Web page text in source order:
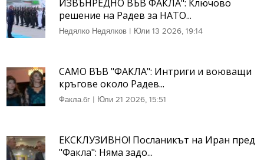
ИЗВЪНРЕДНО ВЪВ ФАКЛА": Ключово
решение на Радев за НАТО...
Недялко Недялков | Юли 13 2026, 19:14
САМО ВЪВ "ФАКЛА": Интриги и воюващи
кръгове около Радев...
Факла.бг | Юли 21 2026, 15:51
ЕКСКЛУЗИВНО! Посланикът на Иран пред
"Факла": Няма задо...